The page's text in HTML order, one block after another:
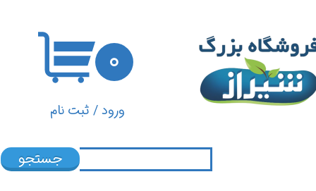
ورود/ ثبت نام
تغییر گذر واژه
سفارشات
۰
جستجو